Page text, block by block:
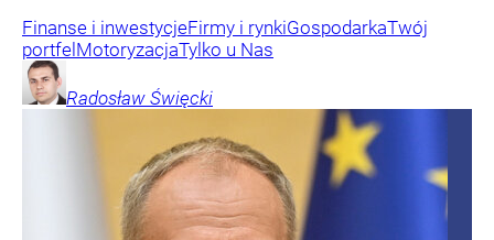
Finanse i inwestycjeFirmy i rynkiGospodarkaTwój
portfel MotoryzacjaTylko u Nas
Radosław Święcki